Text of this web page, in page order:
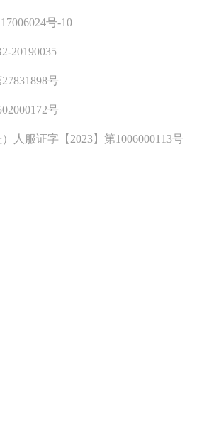
号-10
20190035
号
号
人服证字【2023】第1006000113号